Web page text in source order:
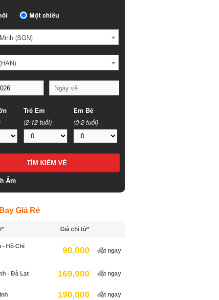
Một chiều
(SGN)
Trẻ Em
(2-12 tuổi)
Em Bé
(0-2 tuổi)
Âm
Giá Rẻ
Giá chỉ từ*
Hồ Chí
90,000 đặt ngay
- Đà Lạt 169,000 đặt ngay
190,000 đặt ngay